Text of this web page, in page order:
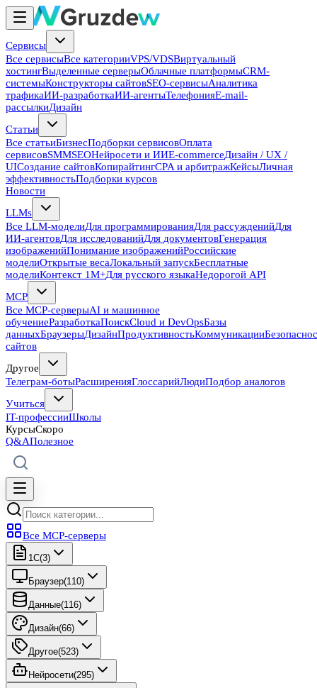
Сервисы
Все сервисыВсе категорииVPS/VDSВиртуальный
хостингВыделенные серверыОблачные платформыCRM-
системыКонструкторы сайтовSEO-сервисыАналитика
трафикаИИ-разработкаИИ-агентыТелефонияE-mail-
рассылкиДизайн
Статьи
Все статьиБизнесПодборки сервисовОплата
сервисовSMMSEOНейросети и ИИE-commerceДизайн / UX /
UIСоздание сайтовКопирайтингCPA и арбитражКейсыЛичная
эффективностьПодборки курсов
Новости
LLMs
Все LLM-моделиДля программированияДля рассужденийДля
ИИ-агентовДля исследованийДля документовГенерация
изображенийПонимание изображенийРоссийские
моделиОткрытые весаЛокальный запускБесплатные
моделиКонтекст 1M+Для русского языкаНедорогой API
MCP
Все MCP-серверыAI и машинное
обучениеРазработкаПоискCloud и DevOpsБазы
данныхБраузерыДизайнПродуктивностьКоммуникации
сайтов
Другое
Телеграм-ботыРасширенияГлоссарийЛюдиПодбор аналогов
Учиться
IT-профессииШколы
КурсыСкоро
Q&AПолезное
Все MCP-серверы
1C(3)
Браузер(110)
Данные(116)
Дизайн(66)
Другое(523)
Нейросети(295)